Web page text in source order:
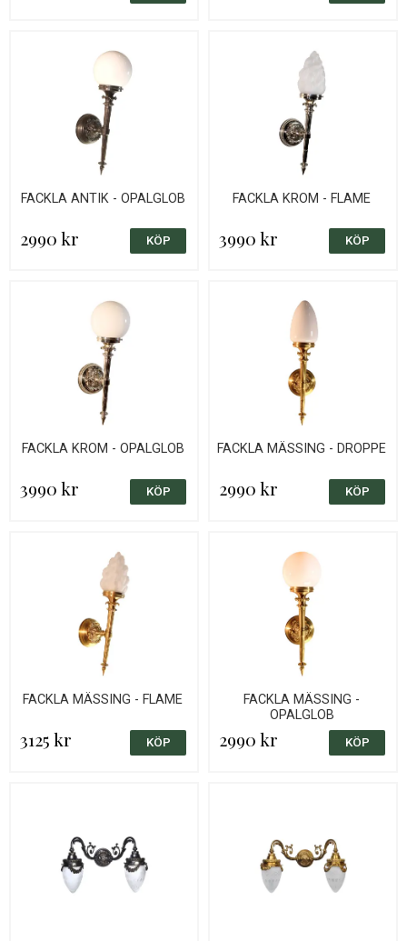
FACKLA ANTIK - OPALGLOB
2990 kr
FACKLA KROM - FLAME
3990 kr
FACKLA KROM - OPALGLOB
3990 kr
FACKLA MÄSSING - DROPPE
2990 kr
FACKLA MÄSSING - FLAME
3125 kr
FACKLA MÄSSING -
OPALGLOB
2990 kr